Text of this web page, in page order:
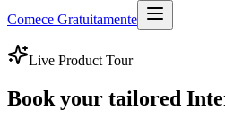
Comece Gratuitamente
Live Product Tour
Book your tailored